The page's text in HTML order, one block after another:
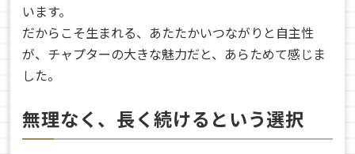
います。
だからこそ生まれる、あたたかいつながりと自主性
が、チャプターの大きな魅力だと、あらためて感じま
した。
無理なく、長く続けるという選択